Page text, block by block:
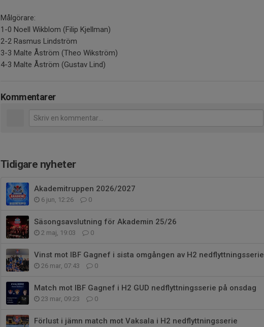
Målgörare:
1-0 Noell Wikblom (Filip Kjellman)
2-2 Rasmus Lindström
3-3 Malte Åström (Theo Wikström)
4-3 Malte Åström (Gustav Lind)
Kommentarer
Tidigare nyheter
Akademitruppen 2026/2027
6 jun, 12:26 0
Säsongsavslutning för Akademin 25/26
2 maj, 19:03 0
Vinst mot IBF Gagnef i sista omgången av H2 nedflyttningsserie
26 mar, 07:43 0
Match mot IBF Gagnef i H2 GUD nedflyttningsserie på onsdag
23 mar, 09:23 0
Förlust i jämn match mot Vaksala i H2 nedflyttningsserie